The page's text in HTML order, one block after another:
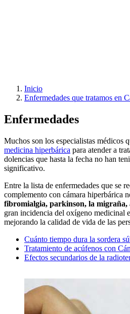
Inicio
Enfermedades que tratamos en
Enfermedades
Muchos son los especialistas médicos
medicina hiperbárica para atender a
dolencias que hasta la fecha no han
significativo.
Entre la lista de enfermedades que se
complemento con cámara hiperbárica
fibromialgia, parkinson, la
gran incidencia del oxígeno medicinal
mejorando la calidad de vida de las
Cuánto tiempo dura la sordera
Tratamiento de acúfenos con
Efectos secundarios de la